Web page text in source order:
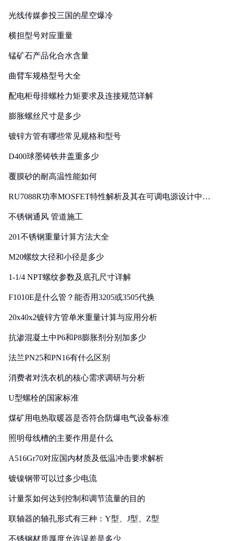
光线传媒参投三国的星空爆冷
横担型号对应重量
锰矿石产品化合水含量
曲臂车规格型号大全
配电柜母排螺栓力矩要求及连接规范详解
膨胀螺丝尺寸是多少
镀锌方管有哪些常见规格和型号
D400球墨铸铁井盖重多少
覆膜砂的耐高温性能如何
RU7088R功率MOSFET特性解析及其在可调电源设计中的
不锈钢通风 管道施工
201不锈钢重量计算方法大全
M20螺纹大径和小径是多少
1-1/4 NPT螺纹参数及底孔尺寸详解
F1010E是什么管？能否用3205或3505代换
20x40x2镀锌方管单米重量计算与应用分析
抗渗混凝土中P6和P8膨胀剂分别加多少
法兰PN25和PN16有什么区别
消费者对洗衣机的核心需求调研与分析
U型螺栓的国家标准
煤矿用电热取暖器是否符合防爆电气设备标准
照明母线槽的主要作用是什么
A516Gr70对应国内材质及低温冲击要求解析
镀镍钢带可以过多少电流
计量泵如何达到控制和调节流量的目的
联轴器的轴孔形式有三种：Y型、J型、Z型
不锈钢材质厚度允许误差是多少